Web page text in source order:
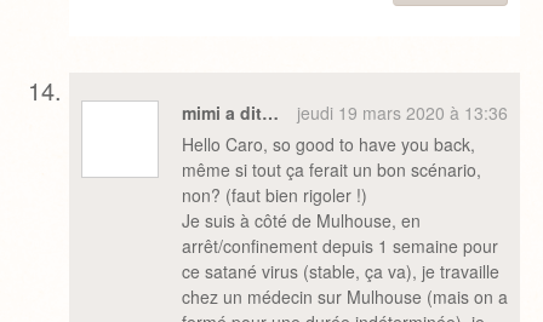
mimi a dit…
jeudi 19 mars 2020 à 13:36
Hello Caro, so good to have you back,
même si tout ça ferait un bon scénario,
non? (faut bien rigoler !)
Je suis à côté de Mulhouse, en
arrêt/confinement depuis 1 semaine pour
ce satané virus (stable, ça va), je travaille
chez un médecin sur Mulhouse (mais on a